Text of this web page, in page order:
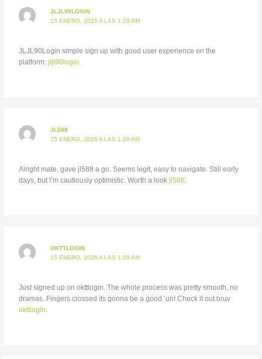
JLJL90LOGIN
15 ENERO, 2026 A LAS 1:28 AM
JLJL90Login simple sign up with good user experience on the
platform: jljl90login.
JL588
15 ENERO, 2026 A LAS 1:28 AM
Alright mate, gave jl588 a go. Seems legit, easy to navigate. Still early
days, but I’m cautiously optimistic. Worth a look jl588.
OKTTLOGIN
15 ENERO, 2026 A LAS 1:28 AM
Just signed up on okttlogin. The whole process was pretty smooth, no
dramas. Fingers crossed its gonna be a good ‘un! Check it out bruv
okttlogin